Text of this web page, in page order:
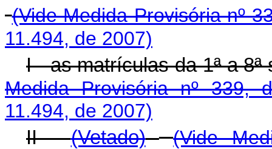
(Vide Medida Provisória nº
11.494, de 2007)
I - as matrículas da 1ª a
Medida Provisória nº 339,
11.494, de 2007)
II -(Vetado)
(Vide